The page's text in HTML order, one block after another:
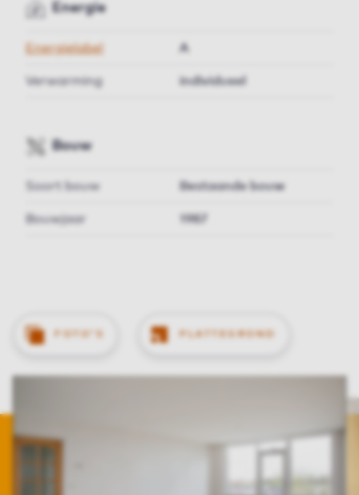
Energie
Energielabel A
Verwarming individueel
Bouw
Soort bouw Bestaande bouw
Bouwjaar 1987
PLATTEGROND